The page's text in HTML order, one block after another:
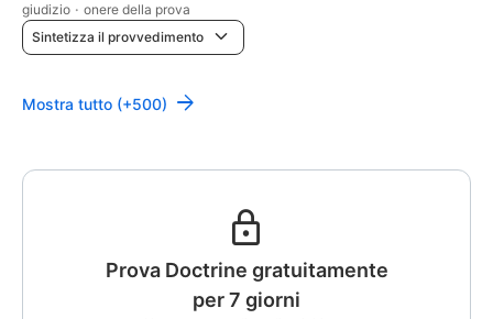
giudizio · onere della prova
Sintetizza il provvedimento
Mostra tutto (+500)
Prova Doctrine gratuitamente
per 7 giorni